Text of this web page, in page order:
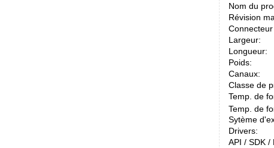
Nom du
Révision
Connecteur
Largeur:
Longueur:
Poids:
Canaux:
Classe de
Temp. de
Temp. de
Sytème
Drivers:
API / SDK /